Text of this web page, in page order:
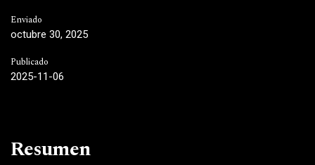
Enviado
octubre 30, 2025
Publicado
2025-11-06
Resumen